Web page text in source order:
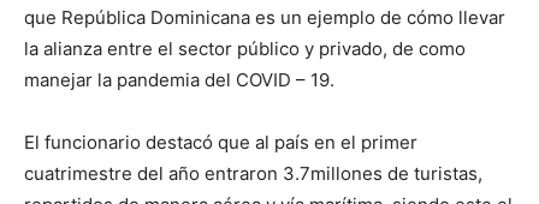
que República Dominicana es un ejemplo de cómo llevar
la alianza entre el sector público y privado, de como
manejar la pandemia del COVID – 19.
El funcionario destacó que al país en el primer
cuatrimestre del año entraron 3.7millones de turistas,